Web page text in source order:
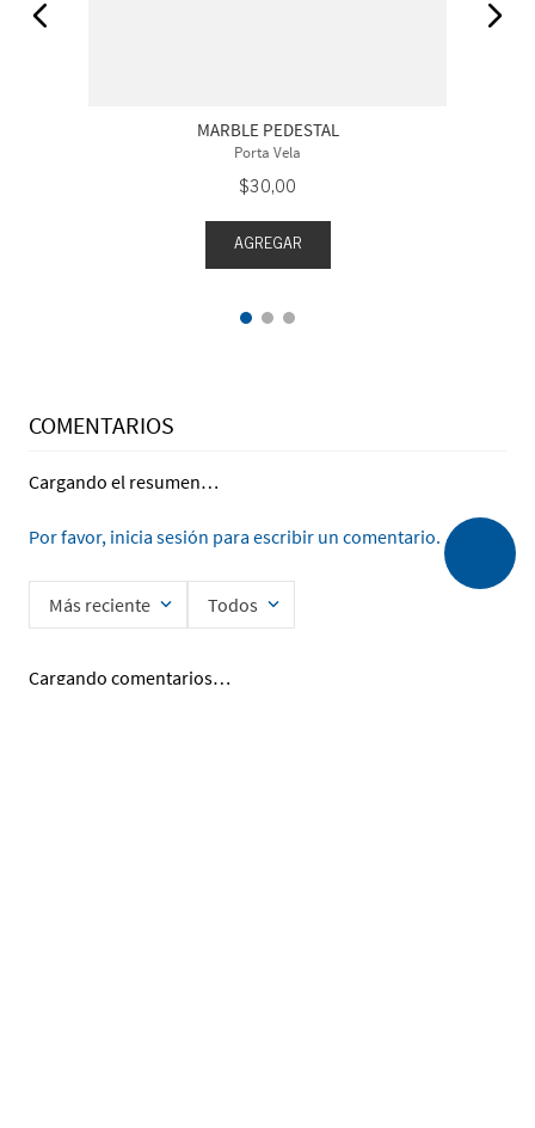
MARBLE PEDESTAL
Porta Vela
$30,00
AGREGAR
COMENTARIOS
Cargando el resumen…
Por favor, inicia sesión para escribir un comentario.
Más reciente Todos
Cargando comentarios…